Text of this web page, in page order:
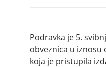
Podravka je 5.
obveznica u iznosu
koja je pristupila